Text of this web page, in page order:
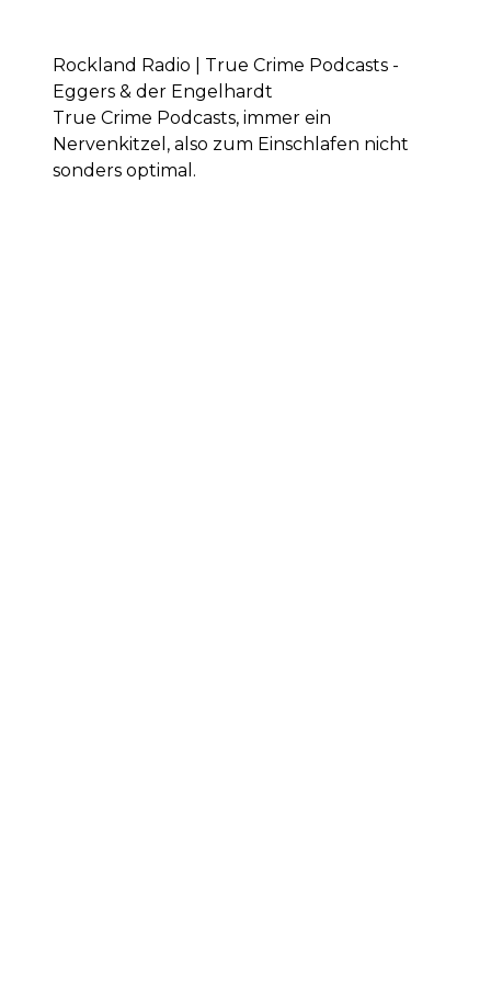
Rockland Radio | True Crime Podcasts -
Eggers & der Engelhardt
True Crime Podcasts, immer ein
Nervenkitzel, also zum Einschlafen nicht
sonders optimal.